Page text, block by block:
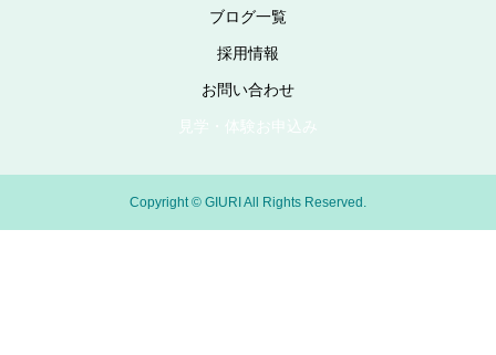
ブログ一覧
採用情報
お問い合わせ
見学・体験お申込み
Copyright © GIURI All Rights Reserved.